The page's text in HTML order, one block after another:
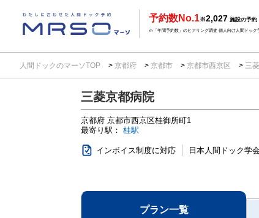
予約数No.1※2,027 施設の予約
※「年間予約数」のヒアリング調査 個人向け人間ドック
人間ドックのマーソTOP 京都府 京都市 京都市西京区 三
三菱京都病院
京都府 京都市西京区桂御所町1
最寄り駅： 桂駅
インボイス制度に対応 日本人間ドック学
プラン一覧